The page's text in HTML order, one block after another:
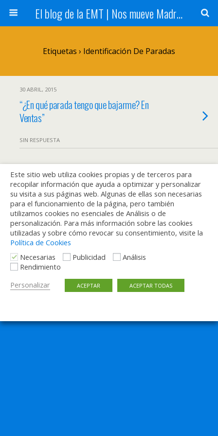
El blog de la EMT | Nos mueve Madrid
Etiquetas › Identificación De Paradas
30 ABRIL, 2015
“¿En qué parada tengo que bajarme? En
Ventas”
SIN RESPUESTA
Volver arriba
Móvil Escritorio
Este sitio web utiliza cookies propias y de terceros para
recopilar información que ayuda a optimizar y personalizar
su visita a sus páginas web. Algunas de ellas son necesarias
para el funcionamiento de la página, pero también
utilizamos cookies no esenciales de Análisis o de
personalización. Para más información sobre las cookies
utilizadas y sobre cómo revocar su consentimiento, visite la
Política de Cookies
Necesarias
Publicidad
Análisis
Rendimiento
Personalizar
ACEPTAR ACEPTAR TODAS